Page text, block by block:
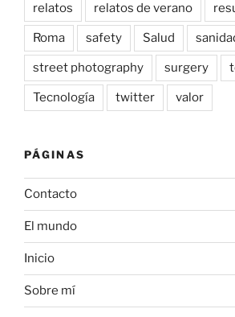
relatos relatos de verano
Roma safety Salud
street photography surgery
Tecnología twitter valor
PÁGINAS
Contacto
El mundo
Inicio
Sobre mí